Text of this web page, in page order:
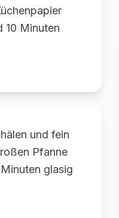
10 Minuten
und fein
Pfanne
glasig